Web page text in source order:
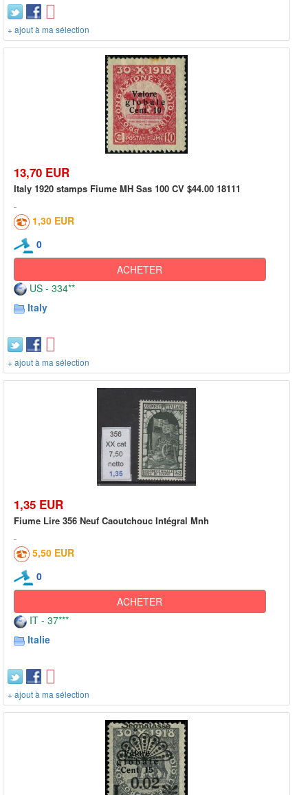
+ ajout à ma sélection
13,70 EUR
Italy 1920 stamps Fiume MH Sas 100 CV $44.00 18111
1,30 EUR
0
ACHETER
US - 334**
Italy
+ ajout à ma sélection
1,35 EUR
Fiume Lire 356 Neuf Caoutchouc Intégral Mnh
5,50 EUR
0
ACHETER
IT - 37***
Italie
+ ajout à ma sélection